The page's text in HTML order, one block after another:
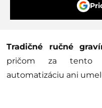
Tradičné ručné
pričom za tento
automatizáciu ani